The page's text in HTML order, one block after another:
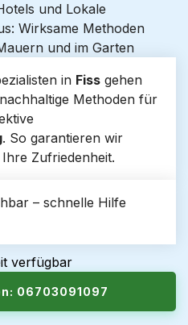
und Lokale
Wirksame Methoden
und im Garten
in Fiss gehen
Methoden für
. So garantieren wir
Zufriedenheit.
– schnelle Hilfe
verfügbar
06703091097